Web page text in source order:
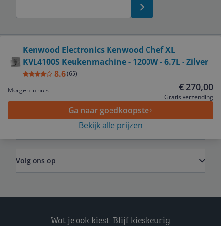
Kenwood Electronics Kenwood Chef XL
KVL4100S Keukenmachine - 1200W - 6.7L - Zilver
8.6(65)
Morgen in huis
€ 270,00
Gratis verzending
Ga naar goedkoopste
Bekijk alle prijzen
Service
Algemeen
Volg ons op
Wat je ook kiest: Blijf kieskeurig